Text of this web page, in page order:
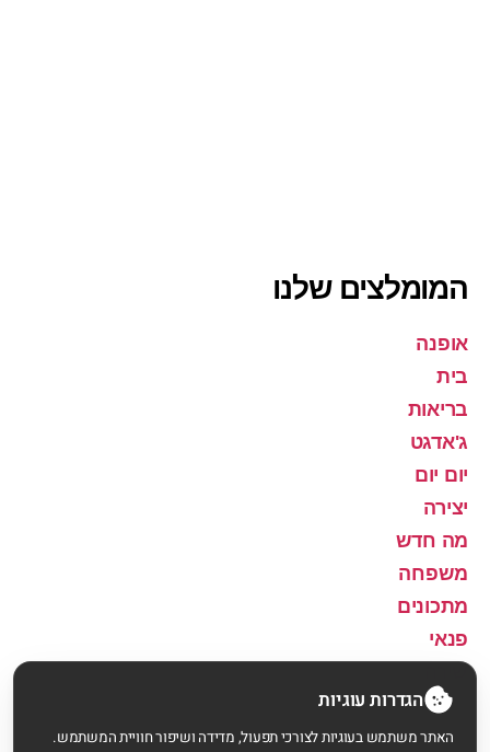
המומלצים שלנו
אופנה
בית
בריאות
ג'אדגט
יום יום
יצירה
מה חדש
משפחה
מתכונים
פנאי
הגדרות עוגיות
האתר משתמש בעוגיות לצורכי תפעול, מדידה ושיפור חוויית המשתמש.